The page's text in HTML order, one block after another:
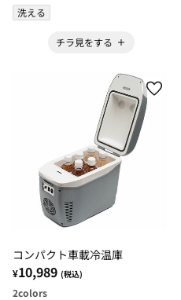
洗える
チラ見をする
コンパクト車載冷温庫
¥10,989 (税込)
2colors